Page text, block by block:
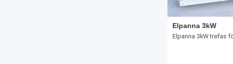
Elpanna 3kW
Elpanna 3kW trefas